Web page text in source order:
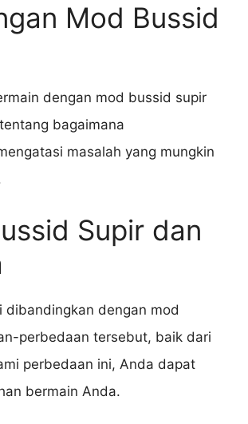
Mod Bussid
dengan mod bussid supir
bagaimana
masalah yang mungkin
Supir dan
dengan mod
perbedaan tersebut, baik dari
perbedaan ini, Anda dapat
bermain Anda.